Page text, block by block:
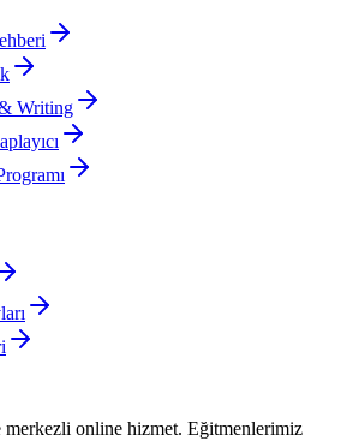
Writing
online hizmet. Eğitmenlerimiz